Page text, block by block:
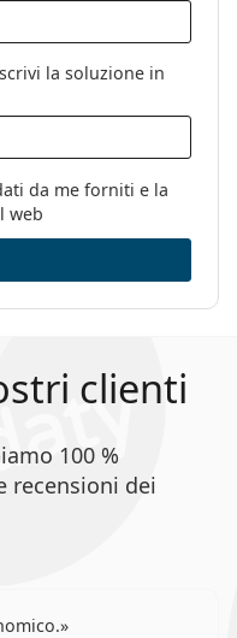
la soluzione in
da me forniti e la
web
clienti
100 %
recensioni dei